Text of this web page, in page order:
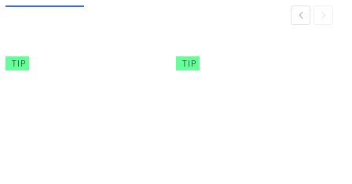
Previous
TIP TIP
Next